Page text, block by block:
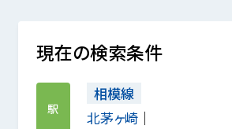
現在の検索条件
駅
相模線
北茅ヶ崎